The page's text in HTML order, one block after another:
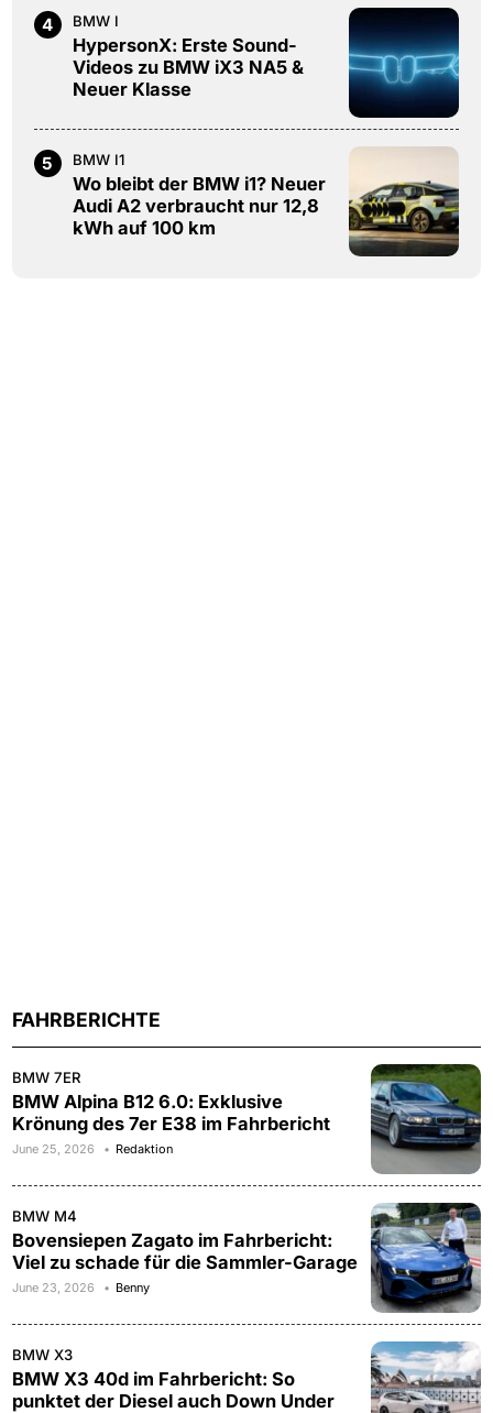
4 BMW I
HypersonX: Erste Sound-
Videos zu BMW iX3 NA5 &
Neuer Klasse
5 BMW I1
Wo bleibt der BMW i1? Neuer
Audi A2 verbraucht nur 12,8
kWh auf 100 km
FAHRBERICHTE
BMW 7ER
BMW Alpina B12 6.0: Exklusive
Krönung des 7er E38 im Fahrbericht
June 25, 2026 Redaktion
BMW M4
Bovensiepen Zagato im Fahrbericht:
Viel zu schade für die Sammler-Garage
June 23, 2026 Benny
BMW X3
BMW X3 40d im Fahrbericht: So
punktet der Diesel auch Down Under